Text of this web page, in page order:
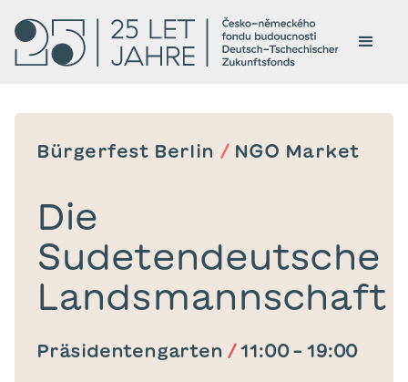
Bürgerfest Berlin / NGO Market
Die
Sudetendeutsche
Landsmannschaft
Präsidentengarten / 11:00 – 19:00